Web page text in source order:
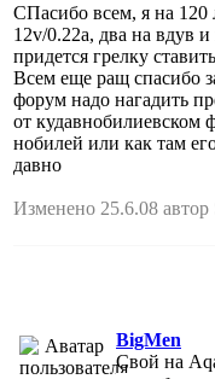
СПасибо всем, я на 120
12v/0.22a, два на вдув
придется грелку
Всем еще ращ спасибо
форум надо нагадить
от кудавнобилиевском
нобилей или как там
давно
Изменено 25.6.08 автор
BigMen
Свой на